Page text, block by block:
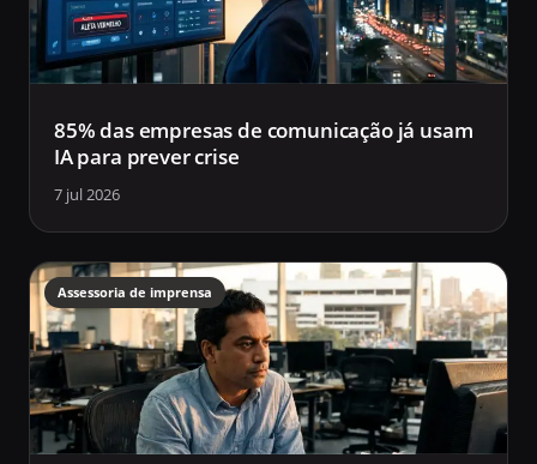
85% das empresas de comunicação já usam
IA para prever crise
7 jul 2026
Assessoria de imprensa